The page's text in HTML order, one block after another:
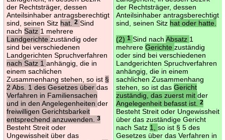
der Rechtsträger, dessen
Anteilsinhaber antragsberechtigt
sind, seinen Sitz hat. 2 Sind
nach Satz 1 mehrere
Landgerichte zuständig oder
sind bei verschiedenen
Landgerichten Spruchverfahren
nach Satz 1 anhängig, die in
einem sachlichen
Zusammenhang stehen, so ist §
2 Abs. 1 des Gesetzes über das
Verfahren in Familiensachen
und in den Angelegenheiten der
freiwilligen Gerichtsbarkeit
entsprechend anzuwenden.
3
Besteht Streit oder
Ungewissheit über das
der Rechtsträger, dessen
Anteilsinhaber antragsberechtigt
sind, seinen Sitz hat oder hatte.
(2) 1 Sind nach Absatz 1
mehrere Gerichte zuständig
oder sind bei verschiedenen
Landgerichten Spruchverfahren
anhängig, die in einem
sachlichen Zusammenhang
stehen, so ist das Gericht
zuständig, das zuerst mit der
Angelegenheit befasst ist.
2
Besteht Streit oder Ungewissheit
über das zuständige Gericht
nach Satz 1, so ist § 5 des
Gesetzes über das Verfahren in